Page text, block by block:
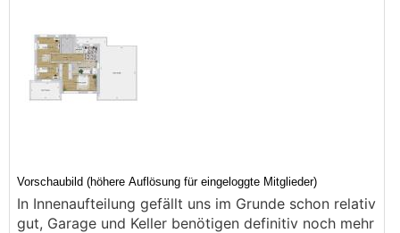
In Innenaufteilung gefällt uns im Grunde schon relativ
gut, Garage und Keller benötigen definitiv noch mehr